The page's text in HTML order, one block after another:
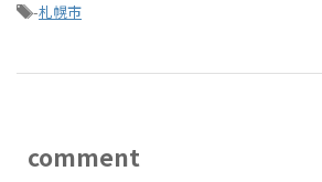
-札幌市
comment